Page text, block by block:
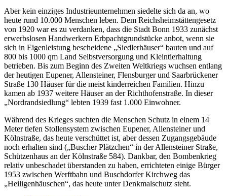
Aber kein einziges Industrieunternehmen siedelte sich da an, wo
heute rund 10.000 Menschen leben. Dem Reichsheimstättengesetz
von 1920 war es zu verdanken, dass die Stadt Bonn 1933 zunächst
erwerbslosen Handwerkern Erbpachtgrundstücke anbot, wenn sie
sich in Eigenleistung bescheidene „Siedlerhäuser“ bauten und auf
800 bis 1000 qm Land Selbstversorgung und Kleintierhaltung
betrieben. Bis zum Beginn des Zweiten Weltkriegs wuchsen entlang
der heutigen Eupener, Allensteiner, Flensburger und Saarbrückener
Straße 130 Häuser für die meist kinderreichen Familien. Hinzu
kamen ab 1937 weitere Häuser an der Richthofenstraße. In dieser
„Nordrandsiedlung“ lebten 1939 fast 1.000 Einwohner.
Während des Krieges suchten die Menschen Schutz in einem 14
Meter tiefen Stollensystem zwischen Eupener, Allensteiner und
Kölnstraße, das heute verschüttet ist, aber dessen Zugangsgebäude
noch erhalten sind („Buscher Plätzchen“ in der Allensteiner Straße,
Schützenhaus an der Kölnstraße 584). Dankbar, den Bombenkrieg
relativ unbeschadet überstanden zu haben, errichteten einige Bürger
1953 zwischen Werftbahn und Buschdorfer Kirchweg das
„Heiligenhäuschen“, das heute unter Denkmalschutz steht.